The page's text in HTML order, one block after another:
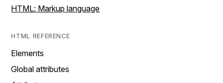
HTML: Markup language
HTML REFERENCE
Elements
Global attributes